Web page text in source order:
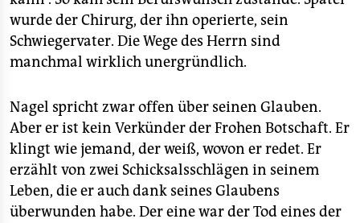
wurde der Chirurg, der ihn operierte, sein
Schwiegervater. Die Wege des Herrn sind
manchmal wirklich unergründlich.
Nagel spricht zwar offen über seinen Glauben.
Aber er ist kein Verkünder der Frohen Botschaft. Er
klingt wie jemand, der weiß, wovon er redet. Er
erzählt von zwei Schicksalsschlägen in seinem
Leben, die er auch dank seines Glaubens
überwunden habe. Der eine war der Tod eines der